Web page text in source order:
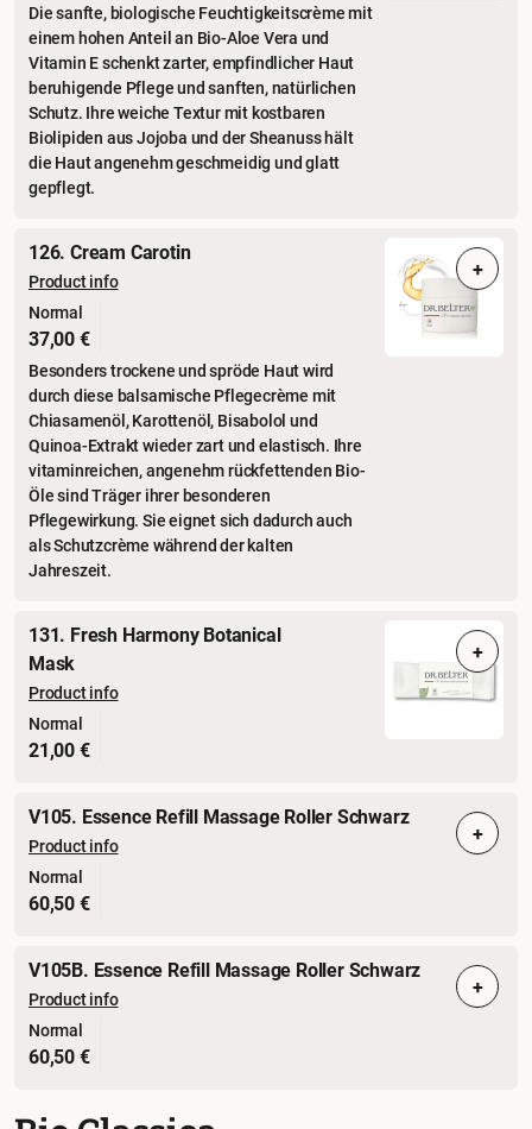
Die sanfte, biologische Feuchtigkeitscrème mit
einem hohen Anteil an Bio-Aloe Vera und
Vitamin E schenkt zarter, empfindlicher Haut
beruhigende Pflege und sanften, natürlichen
Schutz. Ihre weiche Textur mit kostbaren
Biolipiden aus Jojoba und der Sheanuss hält
die Haut angenehm geschmeidig und glatt
gepflegt.
126. Cream Carotin
Product info
Normal
37,00 €
Besonders trockene und spröde Haut wird
durch diese balsamische Pflegecrème mit
Chiasamenöl, Karottenöl, Bisabolol und
Quinoa-Extrakt wieder zart und elastisch. Ihre
vitaminreichen, angenehm rückfettenden Bio-
Öle sind Träger ihrer besonderen
Pflegewirkung. Sie eignet sich dadurch auch
als Schutzcrème während der kalten
Jahreszeit.
+
131. Fresh Harmony Botanical
Mask
Product info
Normal
21,00 €
+
V105. Essence Refill Massage Roller Schwarz
Product info
Normal
60,50 €
+
V105B. Essence Refill Massage Roller Schwarz
Product info
Normal
60,50 €
+